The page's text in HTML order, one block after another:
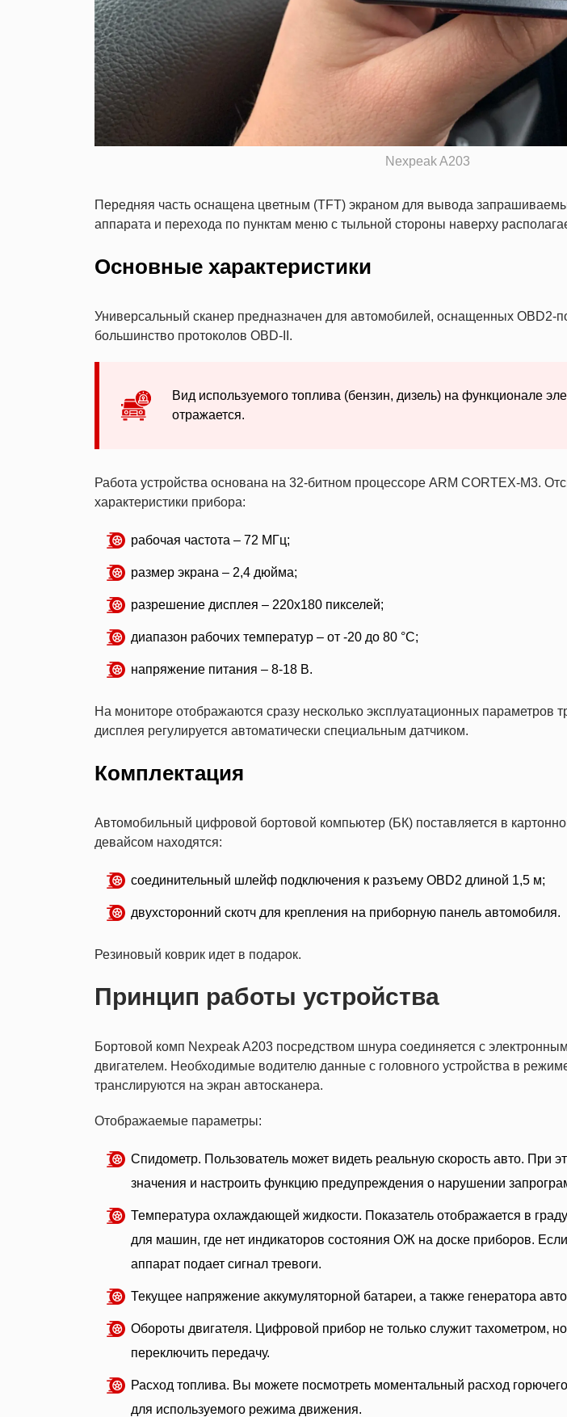
Nexpeak A203
Передняя часть оснащена цветным (TFT) экраном для вывода
аппарата и перехода по пунктам меню с тыльной стороны наверху
Основные характеристики
Универсальный сканер предназначен для автомобилей, оснащенных
большинство протоколов OBD-II.
Вид используемого топлива (бензин, дизель) на функционале
отражается.
Работа устройства основана на 32-битном процессоре ARM CORTEX-M3.
характеристики прибора:
рабочая частота – 72 МГц;
размер экрана – 2,4 дюйма;
разрешение дисплея – 220х180 пикселей;
диапазон рабочих температур – от -20 до 80 °С;
напряжение питания – 8-18 В.
На мониторе отображаются сразу несколько эксплуатационных параметров
дисплея регулируется автоматически специальным датчиком.
Комплектация
Автомобильный цифровой бортовой компьютер (БК) поставляется в
девайсом находятся:
соединительный шлейф подключения к разъему OBD2 длиной 1,5 м;
двухсторонний скотч для крепления на приборную панель автомобиля.
Резиновый коврик идет в подарок.
Принцип работы устройства
Бортовой комп Nexpeak A203 посредством шнура соединяется с
двигателем. Необходимые водителю данные с головного устройства в
транслируются на экран автосканера.
Отображаемые параметры:
Спидометр. Пользователь может видеть реальную скорость авто. При
значения и настроить функцию предупреждения о нарушении
Температура охлаждающей жидкости. Показатель отображается в
для машин, где нет индикаторов состояния ОЖ на доске приборов.
аппарат подает сигнал тревоги.
Текущее напряжение аккумуляторной батареи, а также генератора
Обороты двигателя. Цифровой прибор не только служит тахометром,
переключить передачу.
Расход топлива. Вы можете посмотреть моментальный расход
для используемого режима движения.